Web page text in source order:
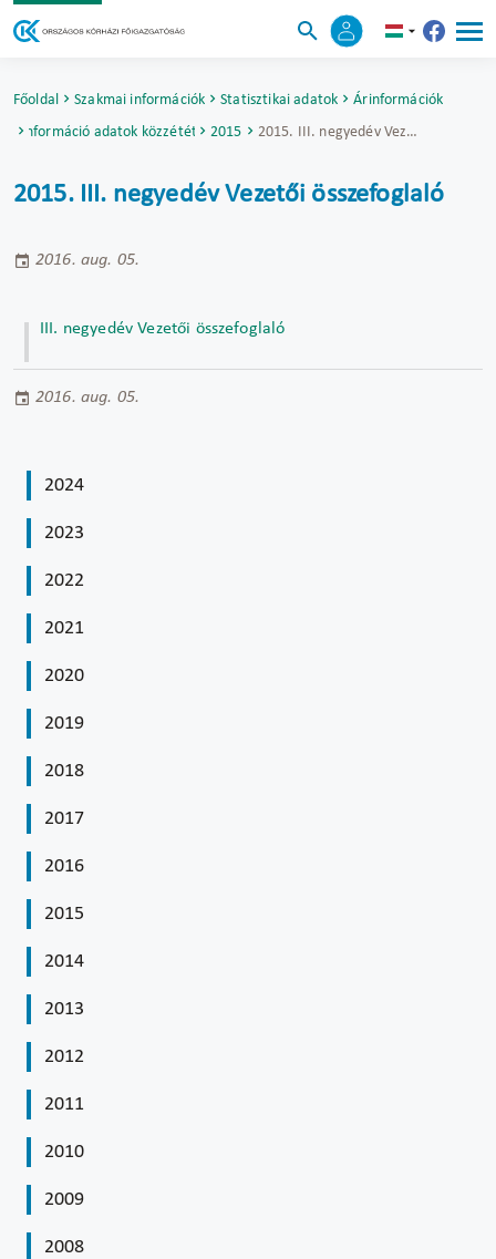
Főoldal Szakmai információk Statisztikai adatok
Árinformációk
Árinformáció adatok közzététele2015 2015. III. negyedév Vezetői összefoglaló
2015. III. negyedév Vezetői összefoglaló
2016. aug. 05.
III. negyedév Vezetői összefoglaló
2016. aug. 05.
2024
2023
2022
2021
2020
2019
2018
2017
2016
2015
2014
2013
2012
2011
2010
2009
2008